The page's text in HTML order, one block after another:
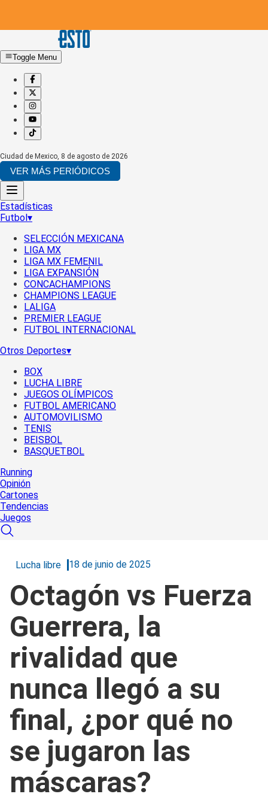
Toggle Menu
Ciudad de Mexico, 8 de agosto de 2026
VER MÁS PERIÓDICOS
Estadísticas
Futbol▾
SELECCIÓN MEXICANA
LIGA MX
LIGA MX FEMENIL
LIGA EXPANSIÓN
CONCACHAMPIONS
CHAMPIONS LEAGUE
LALIGA
PREMIER LEAGUE
FUTBOL INTERNACIONAL
Otros Deportes▾
BOX
LUCHA LIBRE
JUEGOS OLÍMPICOS
FUTBOL AMERICANO
AUTOMOVILISMO
TENIS
BEISBOL
BASQUETBOL
Running
Opinión
Cartones
Tendencias
Juegos
Lucha libre 18 de junio de 2025
Octagón vs Fuerza
Guerrera, la
rivalidad que
nunca llegó a su
final, ¿por qué no
se jugaron las
máscaras?